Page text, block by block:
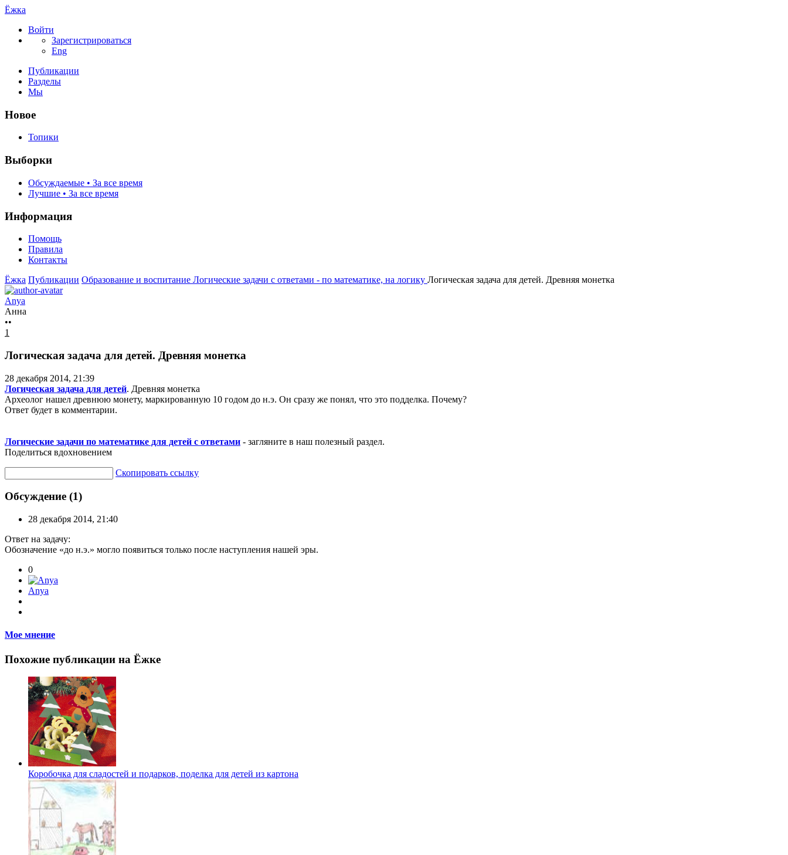
Ёжка
Войти
Зарегистрироваться
Eng
Публикации
Разделы
Мы
Новое
Топики
Выборки
Обсуждаемые • За все время
Лучшие • За все время
Информация
Помощь
Правила
Контакты
Ёжка Публикации Образование и воспитание Логические задачи с ответами - по математике, на логику Логическая задача для детей. Древняя монетка
Anya
Анна
••
1
Логическая задача для детей. Древняя монетка
28 декабря 2014, 21:39
Логическая задача для детей. Древняя монетка
Археолог нашел древнюю монету, маркированную 10 годом до н.э. Он сразу же понял, что это подделка. Почему?
Ответ будет в комментарии.
Логические задачи по математике для детей с ответами - загляните в наш полезный раздел.
Поделиться вдохновением
Скопировать ссылку
Обсуждение (1)
28 декабря 2014, 21:40
Ответ на задачу:
Обозначение «до н.э.» могло появиться только после наступления нашей эры.
0
Anya
Мое мнение
Похожие публикации на Ёжке
Коробочка для сладостей и подарков, поделка для детей из картона